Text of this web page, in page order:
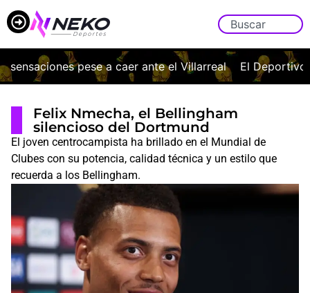
pese a caer ante el Villarreal El Deportivo
Felix Nmecha, el Bellingham
silencioso del Dortmund
El joven centrocampista ha brillado en el Mundial de
Clubes con su potencia, calidad técnica y un estilo que
recuerda a los Bellingham.